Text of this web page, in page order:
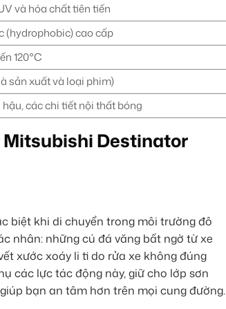
và hóa chất tiên tiến
(hydrophobic) cao cấp
120°C
sản xuất và loại phim)
các chi tiết nội thất bóng
Mitsubishi Destinator
biệt khi di chuyển trong môi trường đô
nhân: những cú đá văng bất ngờ từ xe
xước xoáy li ti do rửa xe không đúng
các lực tác động này, giữ cho lớp sơn
bạn an tâm hơn trên mọi cung đường.